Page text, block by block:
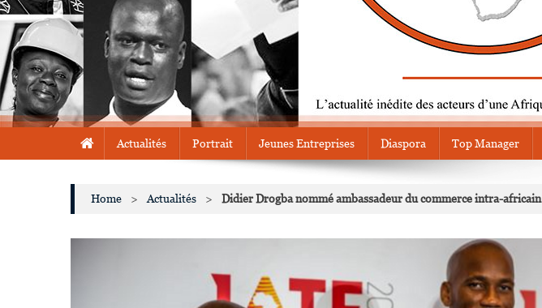
Actualités Portrait Jeunes Entreprises Diaspora Top Manager
Home > Actualités > Didier Drogba nommé ambassadeur du commerce intra-africain